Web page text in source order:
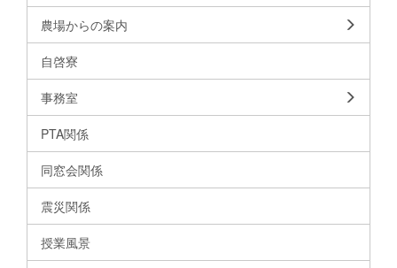
農場からの案内
自啓寮
事務室
PTA関係
同窓会関係
震災関係
授業風景